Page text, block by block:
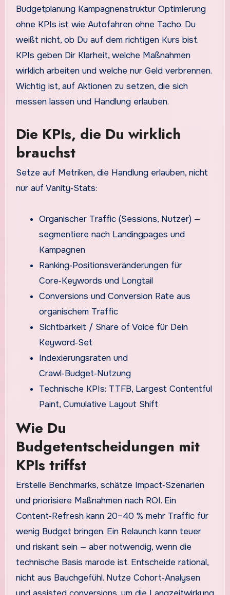
Budgetplanung Kampagnenstruktur Optimierung
ohne KPIs ist wie Autofahren ohne Tacho. Du
weißt nicht, ob Du auf dem richtigen Kurs bist.
KPIs geben Dir Klarheit, welche Maßnahmen
wirklich arbeiten und welche nur Geld verbrennen.
Wichtig ist, auf Aktionen zu setzen, die sich
messen lassen und Handlung erlauben.
Die KPIs, die Du wirklich
brauchst
Setze auf Metriken, die Handlung erlauben, nicht
nur auf Vanity‑Stats:
Organischer Traffic (Sessions, Nutzer) —
segmentiere nach Landingpages und
Kampagnen
Ranking‑Positionsveränderungen für
Core‑Keywords und Longtail
Conversions und Conversion Rate aus
organischem Traffic
Sichtbarkeit / Share of Voice für Dein
Keyword‑Set
Indexierungsraten und
Crawl‑Budget‑Nutzung
Technische KPIs: TTFB, Largest Contentful
Paint, Cumulative Layout Shift
Wie Du
Budgetentscheidungen mit
KPIs triffst
Erstelle Benchmarks, schätze Impact‑Szenarien
und priorisiere Maßnahmen nach ROI. Ein
Content‑Refresh kann 20–40 % mehr Traffic für
wenig Budget bringen. Ein Relaunch kann teuer
und riskant sein — aber notwendig, wenn die
technische Basis marode ist. Entscheide rational,
nicht aus Bauchgefühl. Nutze Cohort‑Analysen